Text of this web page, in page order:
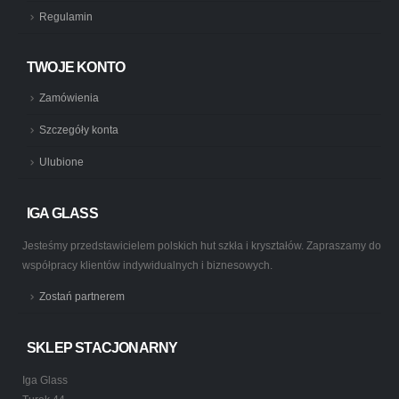
Regulamin
TWOJE KONTO
Zamówienia
Szczegóły konta
Ulubione
IGA GLASS
Jesteśmy przedstawicielem polskich hut szkła i kryształów. Zapraszamy do
współpracy klientów indywidualnych i biznesowych.
Zostań partnerem
SKLEP STACJONARNY
Iga Glass